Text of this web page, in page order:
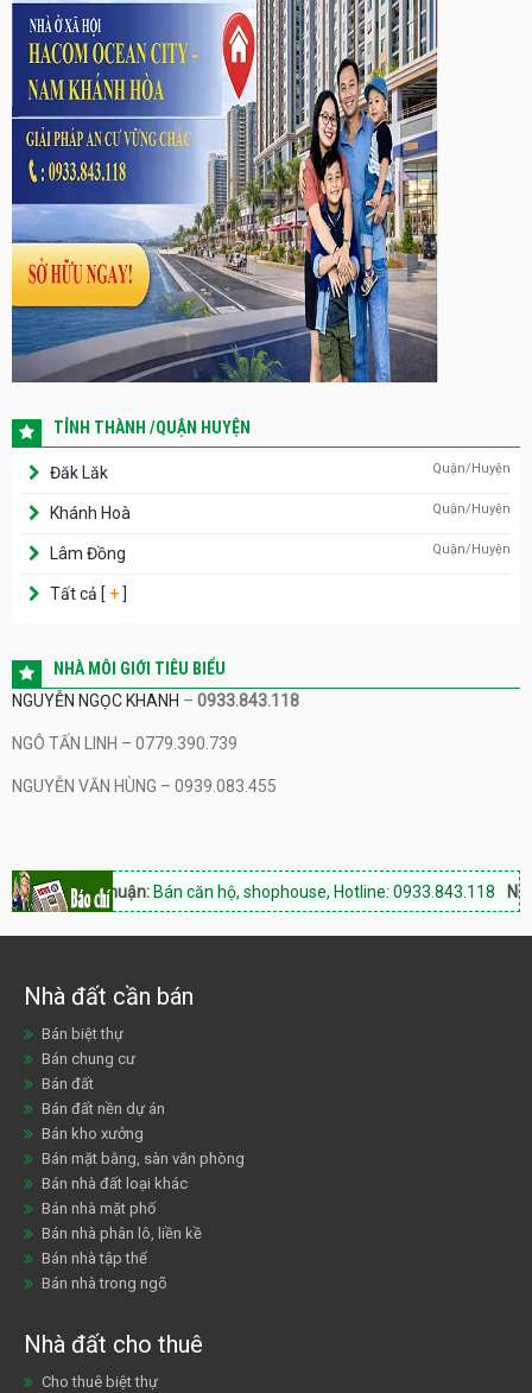
TỈNH THÀNH /QUẬN HUYỆN
Đăk Lăk Quận/Huyện
Khánh Hoà Quận/Huyện
Lâm Đồng Quận/Huyện
Tất cả [ + ]
NHÀ MÔI GIỚI TIÊU BIỂU
NGUYỄN NGỌC KHANH – 0933.843.118
NGÔ TẤN LINH – 0779.390.739
NGUYỄN VĂN HÙNG – 0939.083.455
Thuận:Bán căn hộ, shophouse, Hotline: 0933.843.118 Ninh Thuận
Nhà đất cần bán
Bán biệt thự
Bán chung cư
Bán đất
Bán đất nền dự án
Bán kho xưởng
Bán mặt bằng, sàn văn phòng
Bán nhà đất loại khác
Bán nhà mặt phố
Bán nhà phân lô, liền kề
Bán nhà tập thể
Bán nhà trong ngõ
Nhà đất cho thuê
Cho thuê biệt thự